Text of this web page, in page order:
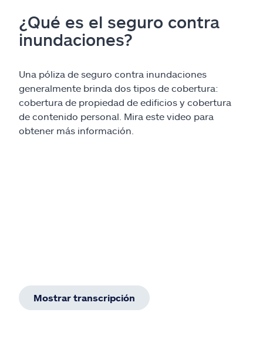
¿Qué es el seguro contra
inundaciones?
Una póliza de seguro contra inundaciones
generalmente brinda dos tipos de cobertura:
cobertura de propiedad de edificios y cobertura
de contenido personal. Mira este video para
obtener más información.
Mostrar transcripción